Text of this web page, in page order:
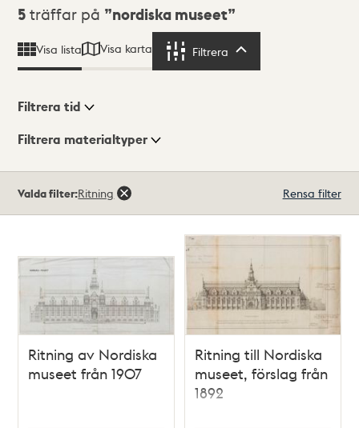
Sökresultat
5 träffar på nordiska museet
Visa lista Visa karta Filtrera
Visningsläge
Filtrera tid
Filtrera materialtyper
träffar
Valda filter:Ritning Rensa filter
Ritning av Nordiska
museet från 1907
Ritning till Nordiska
museet, förslag från
1892